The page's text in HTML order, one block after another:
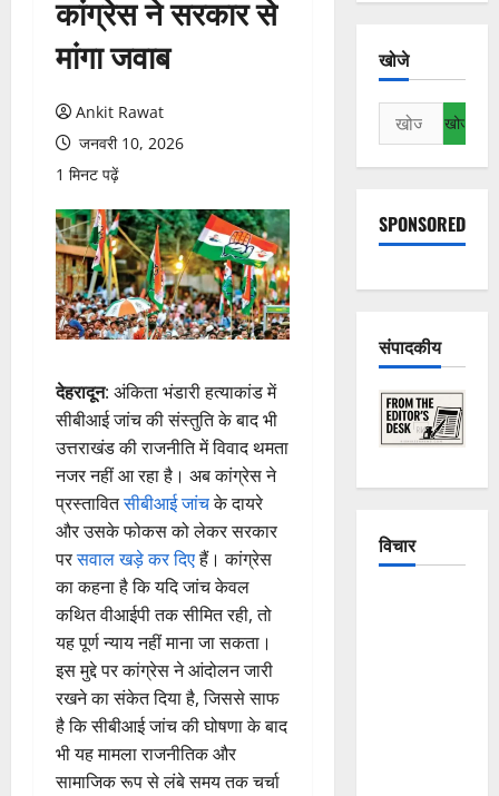
कांग्रेस ने सरकार से
मांगा जवाब
Ankit Rawat
जनवरी 10, 2026
1 मिनट पढ़ें
देहरादून: अंकिता भंडारी हत्याकांड में
सीबीआई जांच की संस्तुति के बाद भी
उत्तराखंड की राजनीति में विवाद थमता
नजर नहीं आ रहा है। अब कांग्रेस ने
प्रस्तावितसीबीआई जांचके दायरे
और उसके फोकस को लेकर सरकार
परसवाल खड़े कर दिएहैं। कांग्रेस
का कहना है कि यदि जांच केवल
कथित वीआईपी तक सीमित रही, तो
यह पूर्ण न्याय नहीं माना जा सकता।
इस मुद्दे पर कांग्रेस ने आंदोलन जारी
रखने का संकेत दिया है, जिससे साफ
है कि सीबीआई जांच की घोषणा के बाद
भी यह मामला राजनीतिक और
सामाजिक रूप से लंबे समय तक चर्चा
खोजे
निम्न
को
खोजें:
SPONSORED
संपादकीय
विचार